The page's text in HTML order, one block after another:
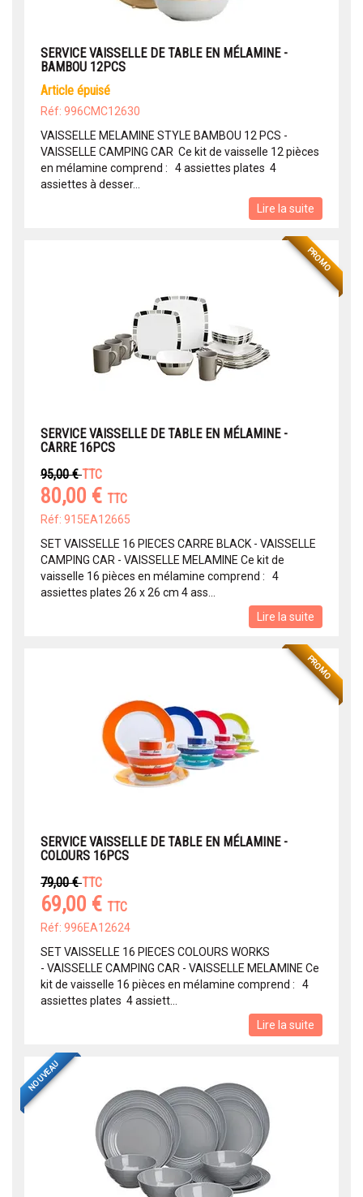
SERVICE VAISSELLE DE TABLE EN MÉLAMINE -
BAMBOU 12PCS
article épuisé
Réf: 996CMC12630
VAISSELLE MELAMINE STYLE BAMBOU 12 PCS -
VAISSELLE CAMPING CAR Ce kit de vaisselle 12 pièces
en mélamine comprend : 4 assiettes plates 4
assiettes à desser...
Lire la suite
PROMO
SERVICE VAISSELLE DE TABLE EN MÉLAMINE -
CARRE 16PCS
95,00 €TTC
80,00 € TTC
Réf: 915EA12665
SET VAISSELLE 16 PIECES CARRE BLACK - VAISSELLE
CAMPING CAR - VAISSELLE MELAMINE Ce kit de
vaisselle 16 pièces en mélamine comprend : 4
assiettes plates 26 x 26 cm 4 ass...
Lire la suite
PROMO
SERVICE VAISSELLE DE TABLE EN MÉLAMINE -
COLOURS 16PCS
79,00 €TTC
69,00 € TTC
Réf: 996EA12624
SET VAISSELLE 16 PIECES COLOURS WORKS
- VAISSELLE CAMPING CAR - VAISSELLE MELAMINE Ce
kit de vaisselle 16 pièces en mélamine comprend : 4
assiettes plates 4 assiett...
Lire la suite
NOUVEAU